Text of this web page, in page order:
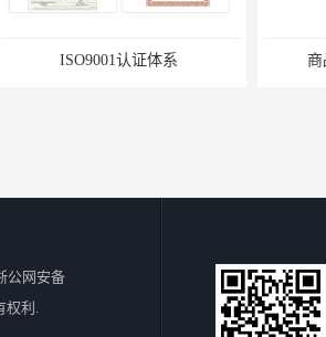
商品售后服务认证公司
公网安备
权利.